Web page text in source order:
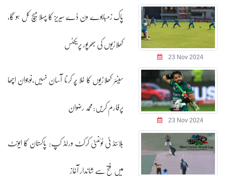
23 Nov 2024
پاک زمبابوے ون ڈے سیریز کا پہلا میچ کل ہو گا،
کھلاڑیوں کی بھرپور پریکٹس
23 Nov 2024
سینئر کھلاڑیوں کا خلا پُر کرنا آسان نہیں،نوجوان اچھا
پرفارم کریں:محمد رضوان
بلائنڈ ٹی ٹوئنٹی کرکٹ ورلڈ کپ: پاکستان کا ایونٹ
میں فتح سے شاندار آغاز